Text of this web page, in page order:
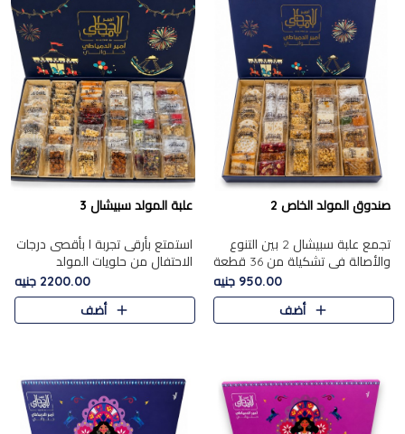
صندوق المولد الخاص 2
تجمع علبة سبيشال 2 بين التنوع
والأصالة في تشكيلة من 36 قطعة
تضم أشهر حلويات المولد الشرقية.
تحتوي العلبة على الجزرية بالفول،
والجزرية بالبن..
950.00 جنيه
أضف
علبة المولد سبيشال 3
استمتع بأرقى تجربة ا بأقصى درجات
الاحتفال من حلويات المولد
المصريه الأصيلة مع هذه الفخامة
مع علبة سبيشال 3 التي تضم 56
قطعة من تشكيلة استثن..
2200.00 جنيه
أضف